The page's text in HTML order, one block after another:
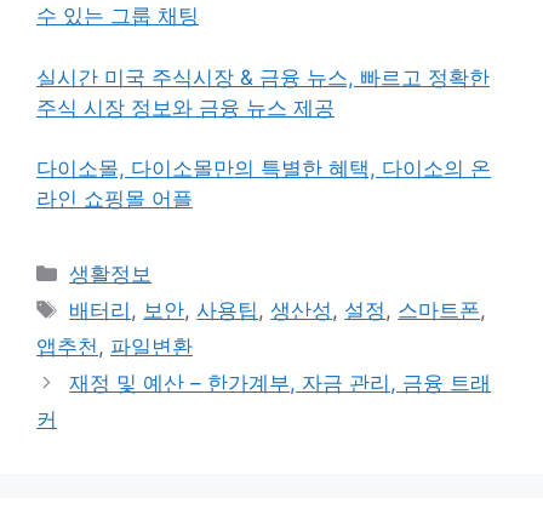
수 있는 그룹 채팅
실시간 미국 주식시장 & 금융 뉴스, 빠르고 정확한
주식 시장 정보와 금융 뉴스 제공
다이소몰, 다이소몰만의 특별한 혜택, 다이소의 온
라인 쇼핑몰 어플
카
테
리
생활정보
태
그
배터리 , 보안,사용팁,생산성, 설정, 스마트폰,
앱추천, 파일변환
재정 및 예산 – 한가계부, 자금 관리, 금융 트래
커